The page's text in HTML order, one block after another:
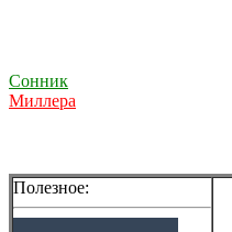
Сонник
Миллера
Полезное: